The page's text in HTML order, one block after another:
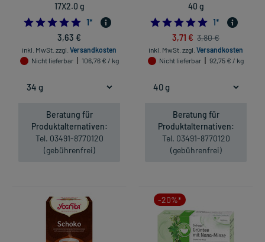
17X2.0 g
5.0
1*
3,63 €
inkl. MwSt. zzgl. Versandkosten
Nicht lieferbar
106,76 € / kg
Beratung für
Produktalternativen:
Tel. 03491-8770120
(gebührenfrei)
40 g
5.0
1*
3,71 € 3,80 €
inkl. MwSt. zzgl. Versandkosten
Nicht lieferbar
92,75 € / kg
Beratung für
Produktalternativen:
Tel. 03491-8770120
(gebührenfrei)
-20%*